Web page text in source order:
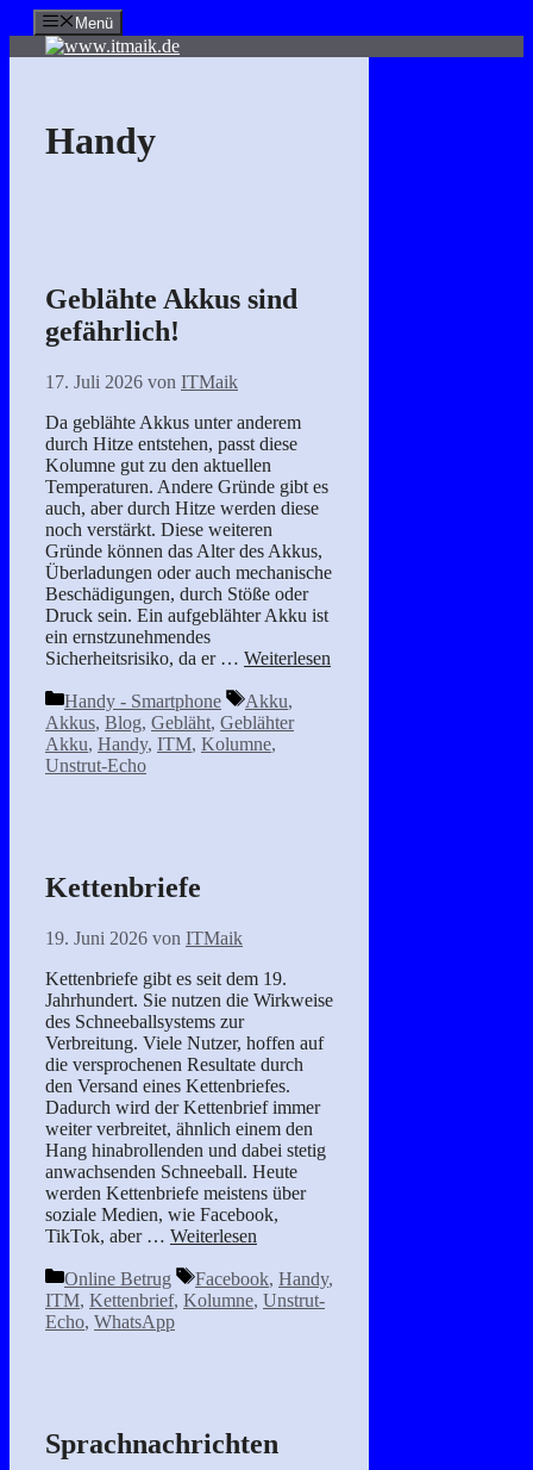
Zum
Inhalt
springen
Menü
Handy
Geblähte Akkus sind
gefährlich!
17. Juli 2026 von ITMaik
Da geblähte Akkus unter anderem
durch Hitze entstehen, passt diese
Kolumne gut zu den aktuellen
Temperaturen. Andere Gründe gibt es
auch, aber durch Hitze werden diese
noch verstärkt. Diese weiteren
Gründe können das Alter des Akkus,
Überladungen oder auch mechanische
Beschädigungen, durch Stöße oder
Druck sein. Ein aufgeblähter Akku ist
ein ernstzunehmendes
Sicherheitsrisiko, da er … Weiterlesen
Kategorien
Handy - Smartphone Schlagwörter
Akku,
Akkus, Blog, Gebläht, Geblähter
Akku, Handy, ITM, Kolumne,
Unstrut-Echo
Kettenbriefe
19. Juni 2026 von ITMaik
Kettenbriefe gibt es seit dem 19.
Jahrhundert. Sie nutzen die Wirkweise
des Schneeballsystems zur
Verbreitung. Viele Nutzer, hoffen auf
die versprochenen Resultate durch
den Versand eines Kettenbriefes.
Dadurch wird der Kettenbrief immer
weiter verbreitet, ähnlich einem den
Hang hinabrollenden und dabei stetig
anwachsenden Schneeball. Heute
werden Kettenbriefe meistens über
soziale Medien, wie Facebook,
TikTok, aber … Weiterlesen
Kategorien
Online Betrug Schlagwörter
Facebook, Handy,
ITM, Kettenbrief, Kolumne, Unstrut-
Echo, WhatsApp
Sprachnachrichten